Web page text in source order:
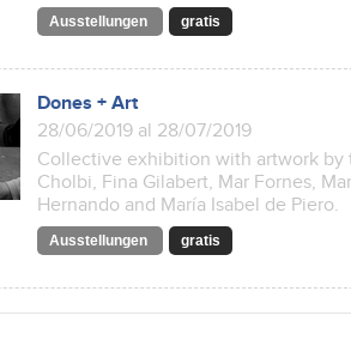
Ausstellungen gratis
Dones + Art
28/06/2019 al 28/07/2019
Collective exhibition with artwork by
Cholbi, Fina Gilabert, Mar Fornes,
Hernando and María Isabel de Piero.
Ausstellungen gratis